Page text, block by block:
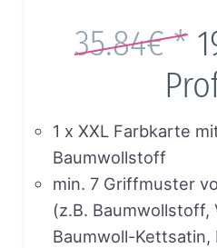
35.84€ *
1 x XXL Farbkarte
Baumwollstoff
min. 7 Griffmuster
(z.B. Baumwollstoff,
Baumwoll-Kettsatin,